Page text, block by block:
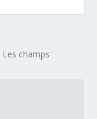
Les champs